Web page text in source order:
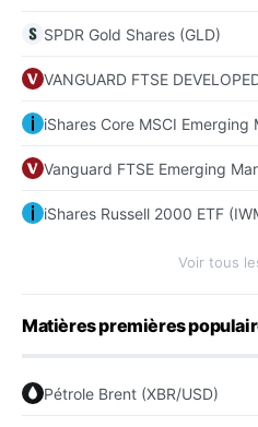
SPDR Gold Shares (GLD)
VANGUARD FTSE
iShares Core MSCI Emerging
Vanguard FTSE Emerging
iShares Russell 2000 ETF
Voir tous
Matières premières
Pétrole Brent (XBR/USD)